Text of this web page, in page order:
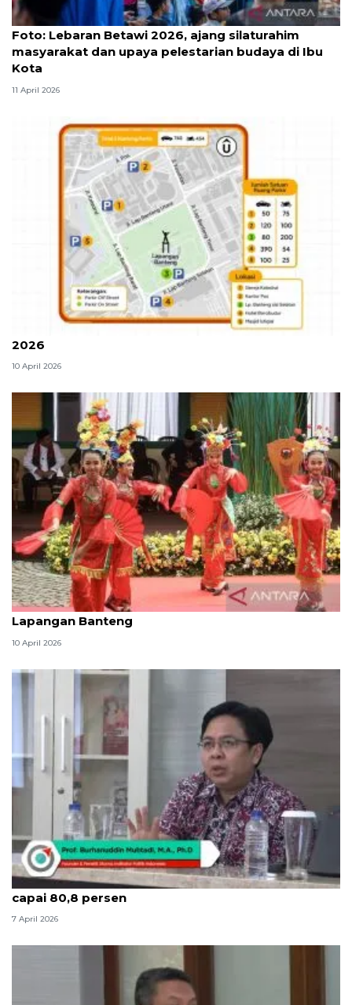
Foto
Foto: Lebaran Betawi 2026, ajang silaturahim
masyarakat dan upaya pelestarian budaya di Ibu
Kota
11 April 2026
Ini lokasi kantong parkir kegiatan Lebaran Betawi
2026
10 April 2026
Ada Lebaran Betawi, ini sirkulasi rute lalin sekitar
Lapangan Banteng
10 April 2026
Indikator: Kepuasan publik mudik Lebaran 2026
capai 80,8 persen
7 April 2026